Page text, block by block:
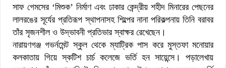
সাফ গেমসের ‘মিশুক’ নির্মাণ এবং ঢাকার কেন্দ্রীয় শহীদ মিনারের পেছনের
লালরঙের সূর্যের প্রতিরূপ স্থাপনাসহ শিল্পের নানা পরিকল্পনায় তিনি বরাবর
তাঁর সৃজনশীল ও উদ্ভাবনী প্রতিভার স্বাক্ষর রেখেছেন।
নারায়ণগঞ্জ গভর্নমেন্ট স্কুল থেকে ম্যাট্রিক পাস করে মুস্তফা মনোয়ার
কলকাতায় গিয়ে স্কটিশ চার্চ কলেজে ভর্তি হন সায়েন্সে। পড়ালেখায়